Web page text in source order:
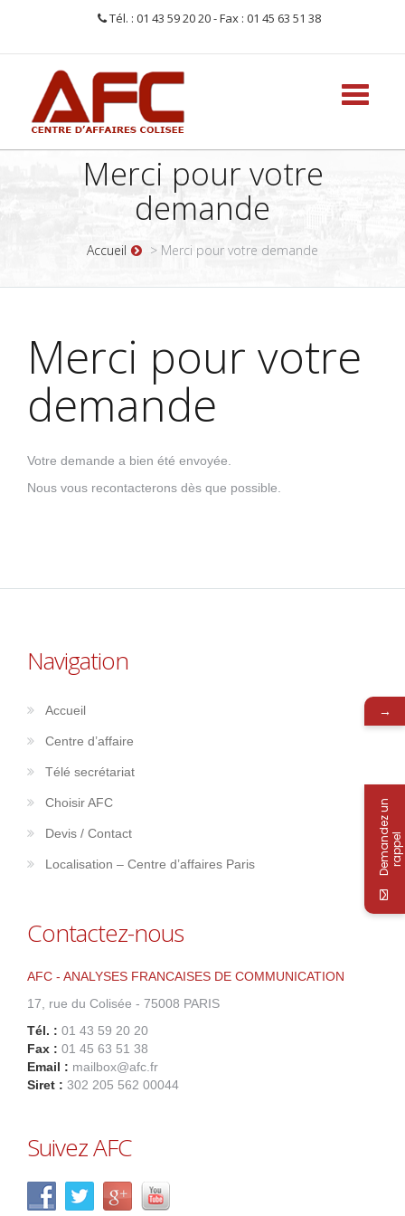
Tél. : 01 43 59 20 20 - Fax : 01 45 63 51 38
Toggle
Merci pour votre
demande
Accueil > Merci pour votre demande
Merci pour votre
demande
Votre demande a bien été envoyée.
Nous vous recontacterons dès que possible.
Navigation
Accueil
Centre d’affaire
Télé secrétariat
Choisir AFC
Devis / Contact
Localisation – Centre d’affaires Paris
Contactez-nous
AFC - ANALYSES FRANCAISES DE COMMUNICATION
17, rue du Colisée - 75008 PARIS
Tél. : 01 43 59 20 20
Fax : 01 45 63 51 38
Email : mailbox@afc.fr
Siret : 302 205 562 00044
Suivez AFC
→
D
e
m
a
n
d
e
z
u
n
r
a
p
p
el